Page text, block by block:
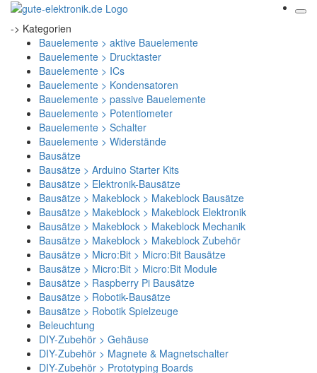
-> Kategorien
Bauelemente > aktive Bauelemente
Bauelemente > Drucktaster
Bauelemente > ICs
Bauelemente > Kondensatoren
Bauelemente > passive Bauelemente
Bauelemente > Potentiometer
Bauelemente > Schalter
Bauelemente > Widerstände
Bausätze
Bausätze > Arduino Starter Kits
Bausätze > Elektronik-Bausätze
Bausätze > Makeblock > Makeblock Bausätze
Bausätze > Makeblock > Makeblock Elektronik
Bausätze > Makeblock > Makeblock Mechanik
Bausätze > Makeblock > Makeblock Zubehör
Bausätze > Micro:Bit > Micro:Bit Bausätze
Bausätze > Micro:Bit > Micro:Bit Module
Bausätze > Raspberry Pi Bausätze
Bausätze > Robotik-Bausätze
Bausätze > Robotik Spielzeuge
Beleuchtung
DIY-Zubehör > Gehäuse
DIY-Zubehör > Magnete & Magnetschalter
DIY-Zubehör > Prototyping Boards